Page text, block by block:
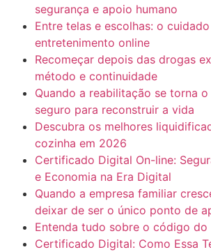
segurança e apoio humano
Entre telas e escolhas: o
entretenimento online
Recomeçar depois das drogas
método e continuidade
Quando a reabilitação se torna
seguro para reconstruir a vida
Descubra os melhores
cozinha em 2026
Certificado Digital On-line:
e Economia na Era Digital
Quando a empresa familiar
deixar de ser o único ponto de
Entenda tudo sobre o código do
Certificado Digital: Como Essa